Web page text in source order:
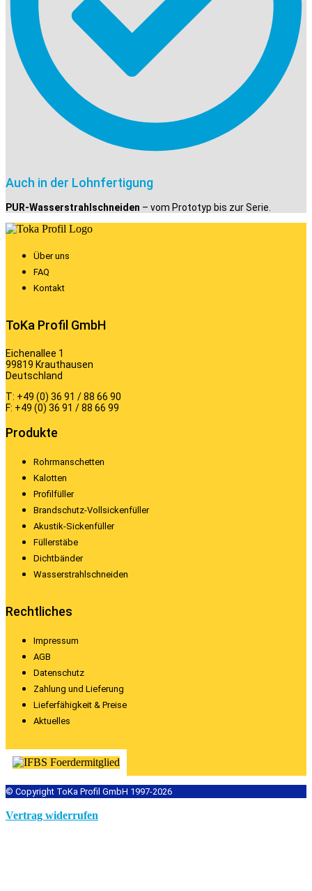
Auch in der Lohnfertigung
PUR-Wasserstrahlschneiden – vom Prototyp bis zur Serie.
Über uns
FAQ
Kontakt
ToKa Profil GmbH
Eichenallee 1
99819 Krauthausen
Deutschland
T: +49 (0) 36 91 / 88 66 90
F: +49 (0) 36 91 / 88 66 99
Produkte
Rohrmanschetten
Kalotten
Profilfüller
Brandschutz-Vollsickenfüller
Akustik-Sickenfüller
Füllerstäbe
Dichtbänder
Wasserstrahlschneiden
Rechtliches
Impressum
AGB
Datenschutz
Zahlung und Lieferung
Lieferfähigkeit & Preise
Aktuelles
© Copyright ToKa Profil GmbH 1997-2026
Vertrag widerrufen